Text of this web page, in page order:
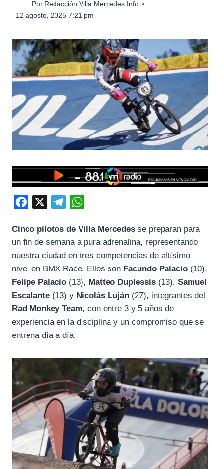
Por Redacción Villa Mercedes Info
12 agosto, 2025 7:21 pm
c
e
b
o
k
l
e
g
m
a
t
s
p
Cinco pilotos de Villa Mercedes se preparan para
un fin de semana a pura adrenalina, representando
nuestra ciudad en tres competencias de altísimo
nivel en BMX Race. Ellos son Facundo Palacio (10),
Felipe Palacio (13), Matteo Duplessis (13), Samuel
Escalante (13) y Nicolás Luján (27), integrantes del
Rad Monkey Team, con entre 3 y 5 años de
experiencia en la disciplina y un compromiso que se
entrena día a día.